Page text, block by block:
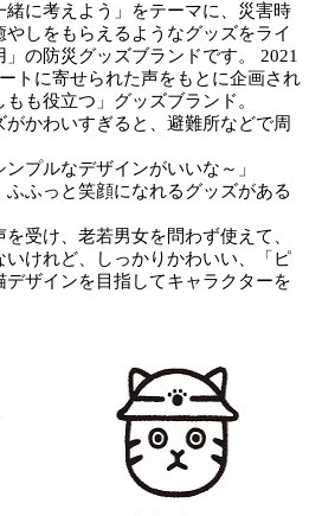
緒に考えよう」をテーマに、災害時
しをもらえるようなグッズをライ
の防災グッズブランドです。 2021
トに寄せられた声をもとに企画され
も役立つ」グッズブランド。
がかわいすぎると、避難所などで周
ンプルなデザインがいいな～」
ふふっと笑顔になれるグッズがある
受け、老若男女を問わず使えて、
けれど、しっかりかわいい、「ピ
ザインを目指してキャラクターを